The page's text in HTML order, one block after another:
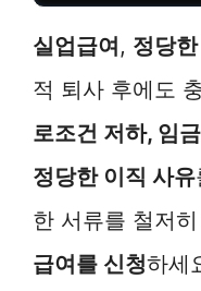
실업급여, 정당
적 퇴사 후에도
로조건 저하, 임
정당한 이직 사유
한 서류를 철저
급여를 신청하세